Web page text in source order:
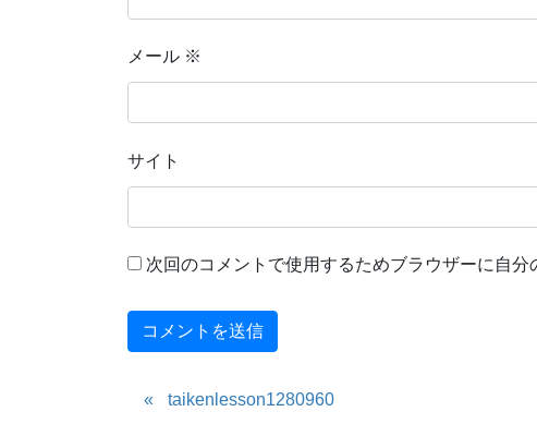
メール ※
サイト
次回のコメントで使用するためブラウザーに自分
taikenlesson1280960